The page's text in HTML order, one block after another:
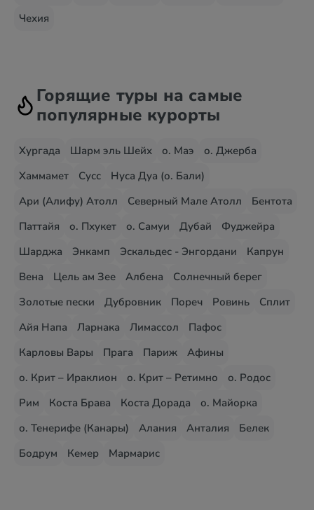
Чехия
Горящие туры на самые
популярные курорты
Хургада Шарм эль Шейх о. Маэ
о. Джерба
Хаммамет
Сусс
Нуса Дуа (о. Бали)
Ари (Алифу) Атолл
Северный Мале Атолл
Бентота
Паттайя
о. Пхукет о. Самуи Дубай
Фуджейра
Шарджа
Энкамп Эскальдес - Энгордани
Капрун
Вена
Цель ам Зее Албена
Солнечный берег
Золотые пески
Дубровник Пореч Ровинь
Сплит
Айя Напа
Ларнака Лимассол
Пафос
Карловы Вары
Прага Париж
Афины
о. Крит – Ираклион
о. Крит – Ретимно
о. Родос
Рим
Коста Брава Коста Дорада
о. Майорка
о. Тенерифе (Канары)
Алания Анталия
Белек
Бодрум
Кемер Мармарис